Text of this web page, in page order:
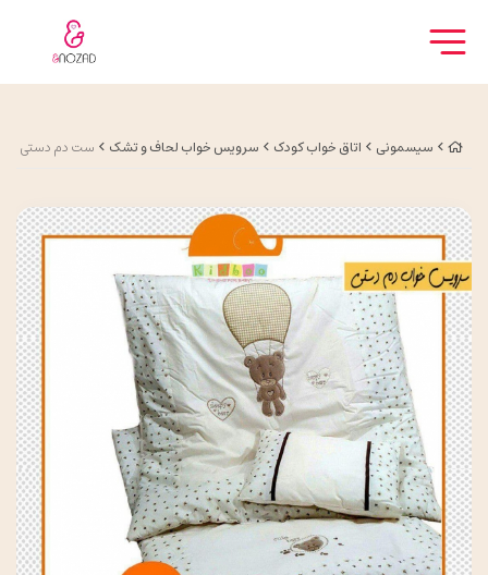
سیسمونی اتاق خواب کودک سرویس خواب لحاف و تشک ست دم دستی 5 تکه Cute Bear Beige